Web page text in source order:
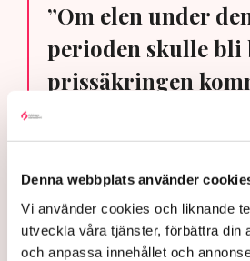
Denna webbplats använder
Vi använder cookies och liknande
utveckla våra tjänster, förbättra din
och anpassa innehållet och
”Om elen under
perioden skulle bli
prissäkringen
mellanskillnaden.
är högre än
företaget i stället
staten.”